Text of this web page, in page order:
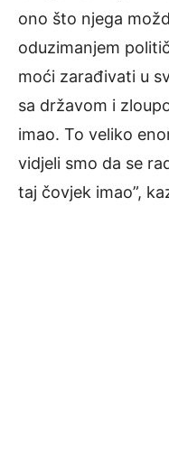
ono što njega
oduzimanjem
moći zarađivati u
sa državom i
imao. To veliko
vidjeli smo da se
taj čovjek imao”,